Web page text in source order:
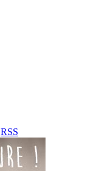
RSS